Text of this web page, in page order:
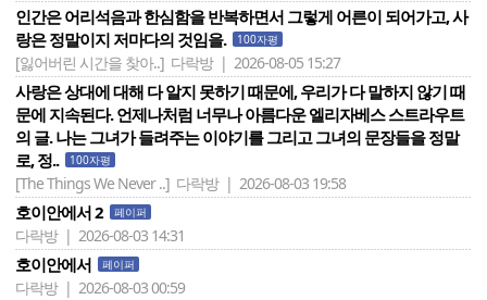
인간은 어리석음과 한심함을 반복하면서 그렇게 어른이 되어가고, 사
랑은 정말이지 저마다의 것임을.
100자평
[잃어버린 시간을 찾아..] 다락방 | 2026-08-05 15:27
사랑은 상대에 대해 다 알지 못하기 때문에, 우리가 다 말하지 않기 때
문에 지속된다. 언제나처럼 너무나 아름다운 엘리자베스 스트라우트
의 글. 나는 그녀가 들려주는 이야기를 그리고 그녀의 문장들을 정말
로, 정..
100자평
[The Things We Never ..] 다락방 | 2026-08-03 19:58
호이안에서 2 페이퍼
다락방 | 2026-08-03 14:31
호이안에서 페이퍼
다락방 | 2026-08-03 00:59